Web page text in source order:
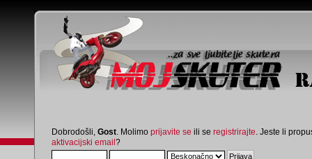
Dobrodošli, Gost . Molimo prijavite se ili se registrirajte . Jeste li
aktivacijski email?